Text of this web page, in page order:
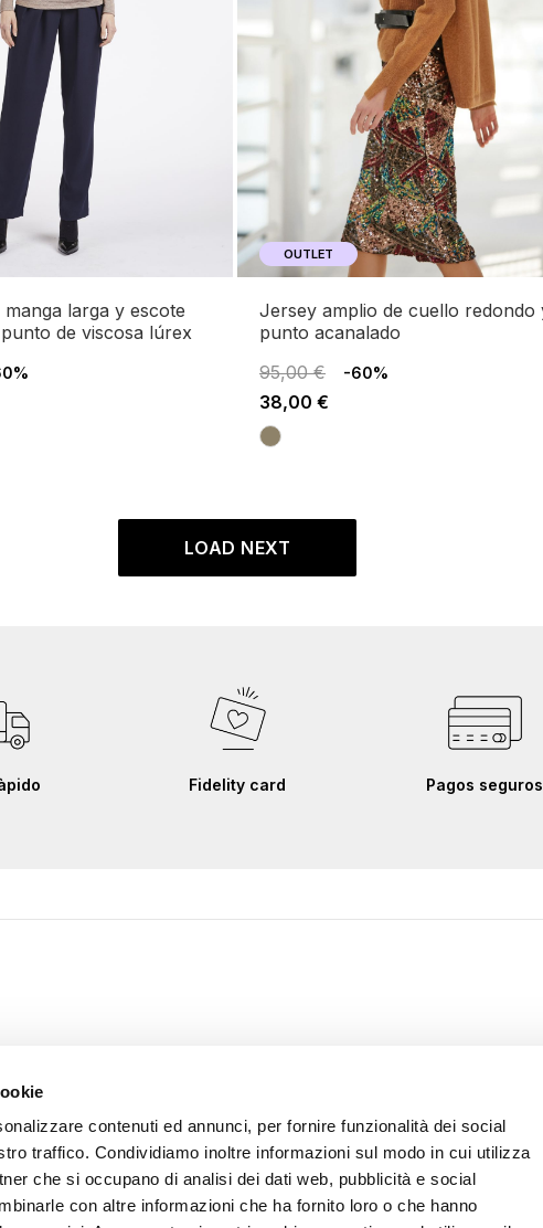
contenuti ed annunci, per fornire funzionalità dei social
traffico. Condividiamo inoltre informazioni sul modo in cui utilizza
che si occupano di analisi dei dati web, pubblicità e social
con altre informazioni che ha fornito loro o che hanno
de viscosa lúrex
OUTLET
jersey amplio de cuello redondo y
punto acanalado
95,00 €
-60%
38,00 €
LOAD NEXT
Fidelity card Pagos seguros